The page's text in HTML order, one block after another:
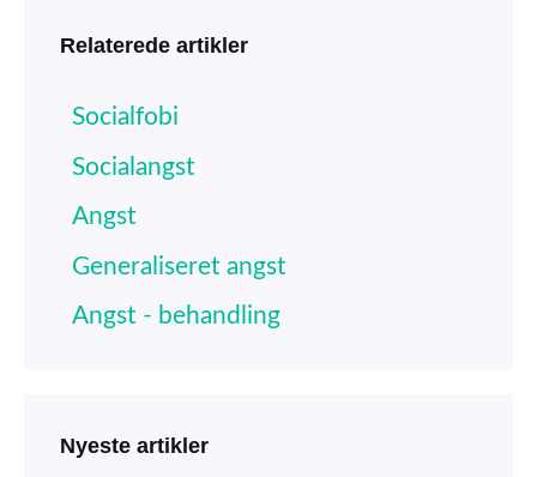
Relaterede artikler
Socialfobi
Socialangst
Angst
Generaliseret angst
Angst - behandling
Nyeste artikler